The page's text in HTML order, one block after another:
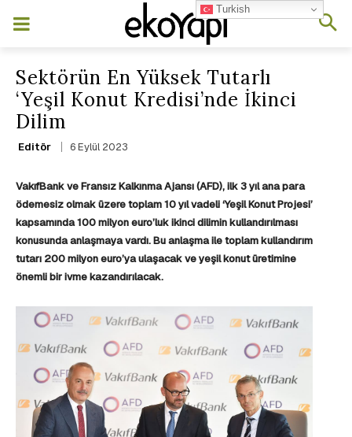
Sektörün En Yüksek Tutarlı
‘Yeşil Konut Kredisi’nde İkinci
Dilim
Editör 6 Eylül 2023
VakıfBank ve Fransız Kalkınma Ajansı (AFD), ilk 3 yıl ana para
ödemesiz olmak üzere toplam 10 yıl vadeli ‘Yeşil Konut Projesi’
kapsamında 100 milyon euro’luk ikinci dilimin kullandırılması
konusunda anlaşmaya vardı. Bu anlaşma ile toplam kullandırım
tutarı 200 milyon euro’ya ulaşacak veyeşil konut üretimine
önemli bir ivme kazandırılacak.
Turkish